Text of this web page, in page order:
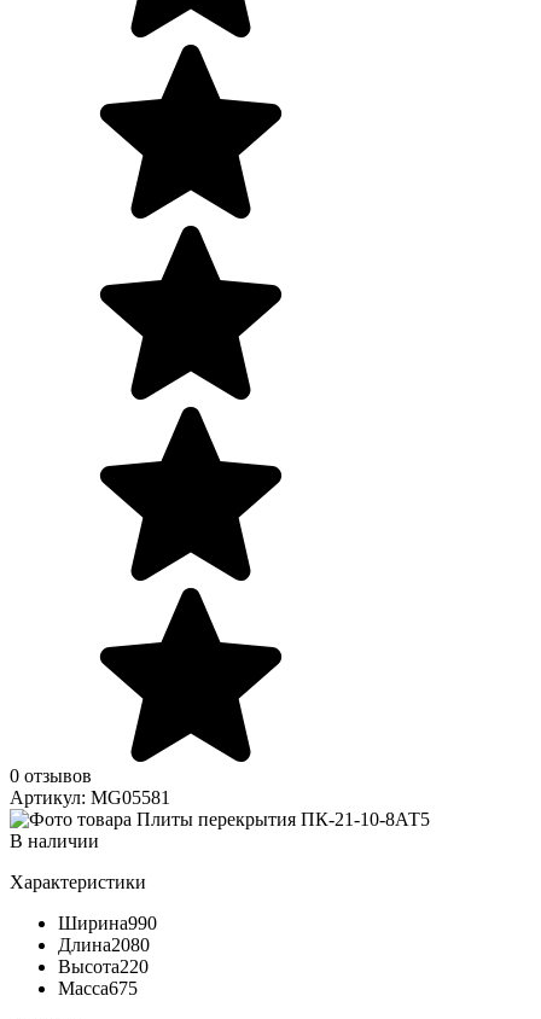
0 отзывов
Артикул: MG05581
В наличии
Характеристики
Ширина990
Длина2080
Высота220
Масса675